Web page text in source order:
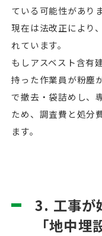
ている可能性がありま
現在は法改正により
れています。
もしアスベスト含有
持った作業員が粉塵
で撤去・袋詰めし、
ため、調査費と処分
ます。
3. 工事が
「地中埋